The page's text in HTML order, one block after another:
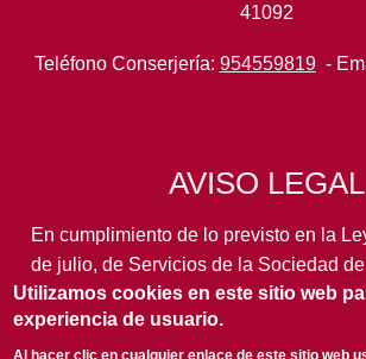
41092
Teléfono Conserjería: 954559819-
AVISO LEGAL
En cumplimiento de lo previsto en la
de julio, de Servicios de la Sociedad
de Comercio Electrónico, así como en
legal aplicación, se pone en
usuarios de este portal de la
Utilizamos cookies en este sitio web
experiencia de usuario.
Al hacer clic en cualquier enlace de este sitio web